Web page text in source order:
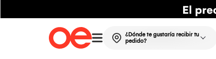
¿Dónde te gustaría recibir tu
pedido?